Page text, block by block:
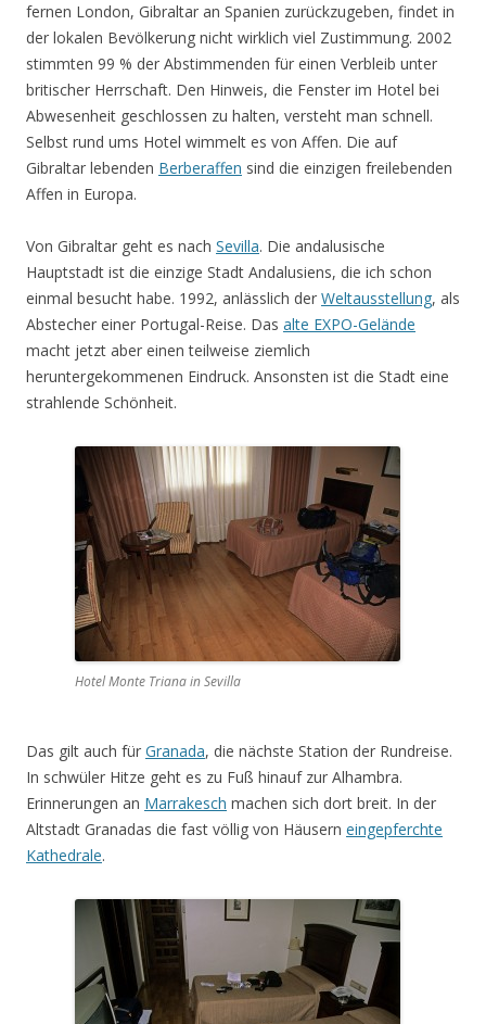
fernen London, Gibraltar an Spanien zurückzugeben, findet in
der lokalen Bevölkerung nicht wirklich viel Zustimmung. 2002
stimmten 99 % der Abstimmenden für einen Verbleib unter
britischer Herrschaft. Den Hinweis, die Fenster im Hotel bei
Abwesenheit geschlossen zu halten, versteht man schnell.
Selbst rund ums Hotel wimmelt es von Affen. Die auf
Gibraltar lebenden Berberaffen sind die einzigen freilebenden
Affen in Europa.
Von Gibraltar geht es nach Sevilla. Die andalusische
Hauptstadt ist die einzige Stadt Andalusiens, die ich schon
einmal besucht habe. 1992, anlässlich der Weltausstellung, als
Abstecher einer Portugal-Reise. Das alte EXPO-Gelände
macht jetzt aber einen teilweise ziemlich
heruntergekommenen Eindruck. Ansonsten ist die Stadt eine
strahlende Schönheit.
Hotel Monte Triana in Sevilla
Das gilt auch für Granada, die nächste Station der Rundreise.
In schwüler Hitze geht es zu Fuß hinauf zur Alhambra.
Erinnerungen an Marrakesch machen sich dort breit. In der
Altstadt Granadas die fast völlig von Häusern eingepferchte
Kathedrale.